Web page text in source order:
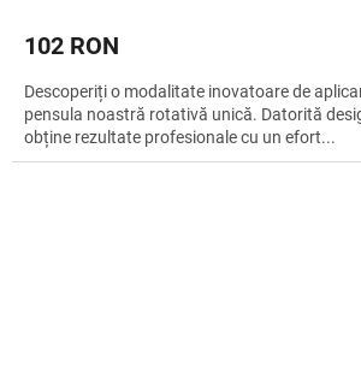
102 RON
Descoperiți o modalitate inovatoare de
pensula noastră rotativă unică. Datorită
obține rezultate profesionale cu un efort...